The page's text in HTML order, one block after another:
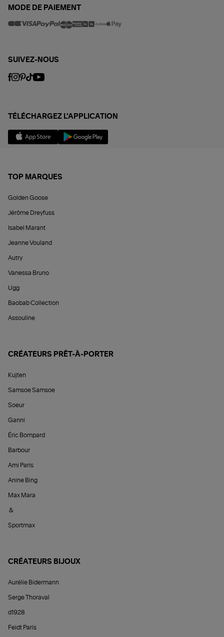
MODE DE PAIEMENT
SUIVEZ-NOUS
TÉLÉCHARGEZ L'APPLICATION
TOP MARQUES
Golden Goose
Jérôme Dreyfuss
Isabel Marant
Jeanne Vouland
Autry
Vanessa Bruno
Ugg
Baobab Collection
Assouline
CRÉATEURS PRÊT-À-PORTER
Kujten
Samsoe Samsoe
Soeur
Ganni
Éric Bompard
Barbour
Ami Paris
Anine Bing
Max Mara
&
Sportmax
CRÉATEURS BIJOUX
Aurélie Bidermann
Serge Thoraval
d1928
Feidt Paris